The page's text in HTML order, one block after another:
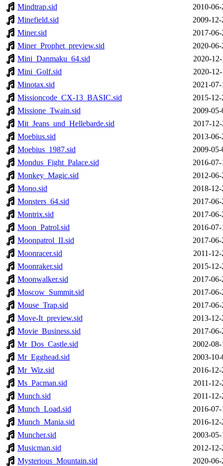
Mindtrap.sid
2010-
Minefield.sid
2009-
Miner.sid
2017-
Miner_Prophet_preview.sid
2020-
Mini_Danmaku_64.sid
2020-
Mini_Golf.sid
2020-
Minotax.sid
2021-
Missioncode_CX-13_BASIC.sid
2015-
Missione_Twain.sid
2009-
Mit_Jeans_und_Hellebarde.sid
2017-
Moebius.sid
2013-
Moebius_1987.sid
2009-
Mondus_Fight_Palace.sid
2016-
Monkey_Magic.sid
2012-
Mono.sid
2018-
Monsters_64.sid
2017-
Montrix.sid
2017-
Moon_Patrol.sid
2016-
Moonpatrol_II.sid
2017-
Moonracer.sid
2011-
Moonraker.sid
2015-
Moonwalker.sid
2017-
Moscow_Summit.sid
2017-
Mouse_Trap.sid
2017-
Move-It_preview.sid
2013-
Movie_Business.sid
2017-
Mr_Dos_Castle.sid
2002-
Mr_Egghead.sid
2003-
Mr_Wiz.sid
2016-
Ms_Pacman.sid
2011-
Munch.sid
2011-
Munch_Load.sid
2016-
Munch_Mania.sid
2016-
Muncher.sid
2003-
Musicman.sid
2012-
Mysterious_Mountain.sid
2020-